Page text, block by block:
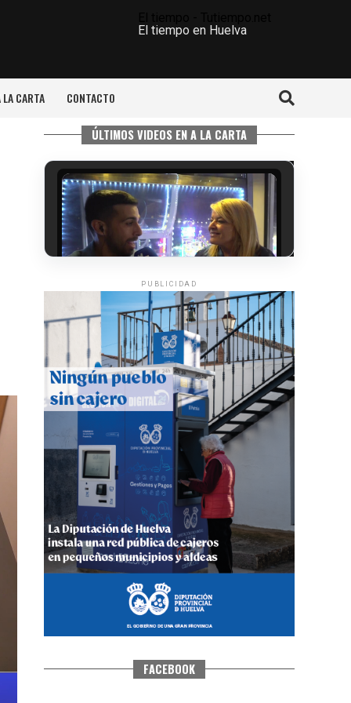
El tiempo en Huelva
LA CARTA CONTACTO
ÚLTIMOS VIDEOS EN A LA CARTA
5º DÍA DE LAS FIESTAS COLOMBINAS
2026
·Huelvatv
CUARTA CORRIDA DE LAS FIESTAS
COLOMBINAS 2026
hace 4 días· Huelvatv
PUBLICIDAD
FACEBOOK